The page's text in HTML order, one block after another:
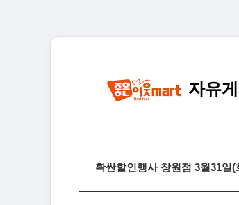
자유
확싼할인행사 창원점 3월31일